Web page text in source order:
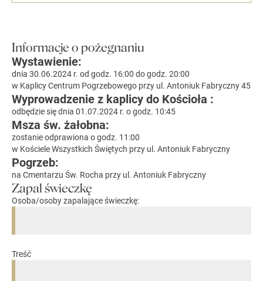
Informacje o pożegnaniu
Wystawienie:
dnia 30.06.2024 r. od godz. 16:00 do godz. 20:00
w Kaplicy Centrum Pogrzebowego przy ul. Antoniuk Fabryczny 45
Wyprowadzenie z kaplicy do Kościoła :
odbędzie się dnia 01.07.2024 r. o godz. 10:45
Msza św. żałobna:
zostanie odprawiona o godz. 11:00
w Kościele Wszystkich Świętych przy ul. Antoniuk Fabryczny
Pogrzeb:
na Cmentarzu Św. Rocha przy ul. Antoniuk Fabryczny
Zapal świeczkę
Osoba/osoby zapalające świeczkę:
Treść